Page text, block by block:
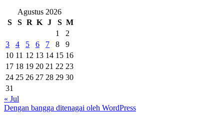
Agustus 2026
S
S R K J S M
1
2
3
4 5 6 7 8
9
10 11 12 13 14 15 16
17 18 19 20 21 22 23
24 25 26 27 28 29 30
31
« Jul
Dengan bangga ditenagai oleh WordPress